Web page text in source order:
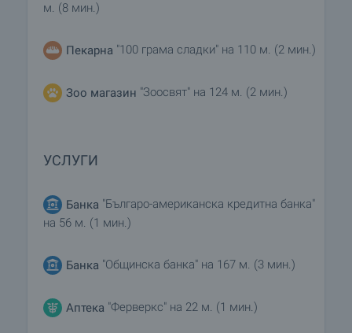
м. (8 мин.)
Пекарна "100 грама сладки" на 110 м. (2 мин.)
Зоо магазин "Зоосвят" на 124 м. (2 мин.)
УСЛУГИ
Банка "Българо-американска кредитна банка"
на 56 м. (1 мин.)
Банка "Общинска банка" на 167 м. (3 мин.)
Аптека "Ферверкс" на 22 м. (1 мин.)